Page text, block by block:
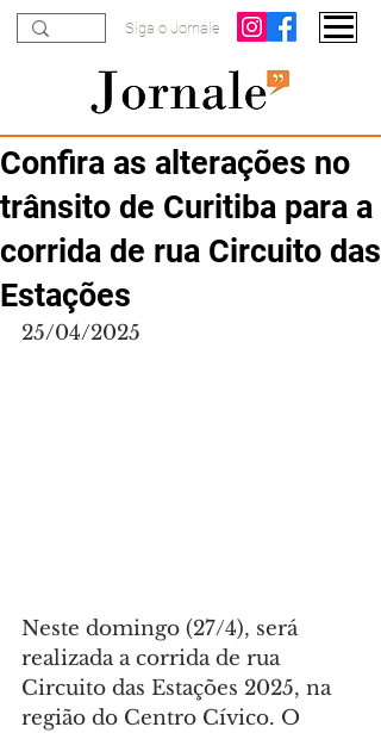
Siga o Jornale
Confira as alterações no
trânsito de Curitiba para a
corrida de rua Circuito das
Estações
25/04/2025
Neste domingo (27/4), será
realizada a corrida de rua
Circuito das Estações 2025, na
região do Centro Cívico. O